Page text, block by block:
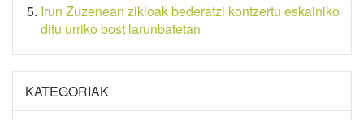
Irun Zuzenean zikloak bederatzi kontzertu eskainiko
ditu urriko bost larunbatetan
KATEGORIAK